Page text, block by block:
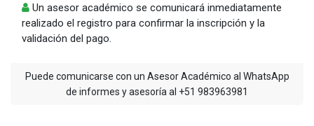
Un asesor académico se comunicará inmediatamente
realizado el registro para confirmar la inscripción y la
validación del pago.
Puede comunicarse con un Asesor Académico al WhatsApp
de informes y asesoría al +51 983963981